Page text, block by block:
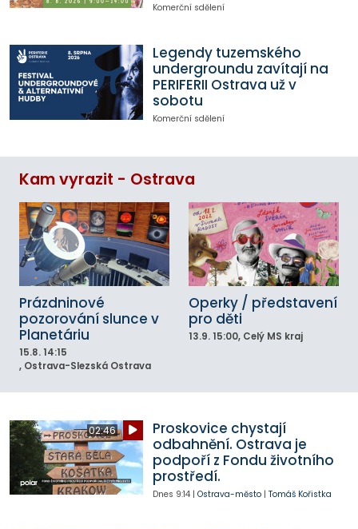
Komerční sdělení
Legendy tuzemského
undergroundu zavítají na
PERIFERII Ostrava už v
sobotu
Komerční sdělení
Kam vyrazit - Ostrava
Prázdninové
pozorování slunce v
Planetáriu
15.8. 14:15
, Ostrava-Slezská Ostrava
Operky / představení
pro děti
13.9. 15:00, Celý MS kraj
02:46
Proskovice chystají
odbahnění. Ostrava je
podpoří z Fondu životního
prostředí.
Dnes 9:14| Ostrava-město| Tomáš Kořistka